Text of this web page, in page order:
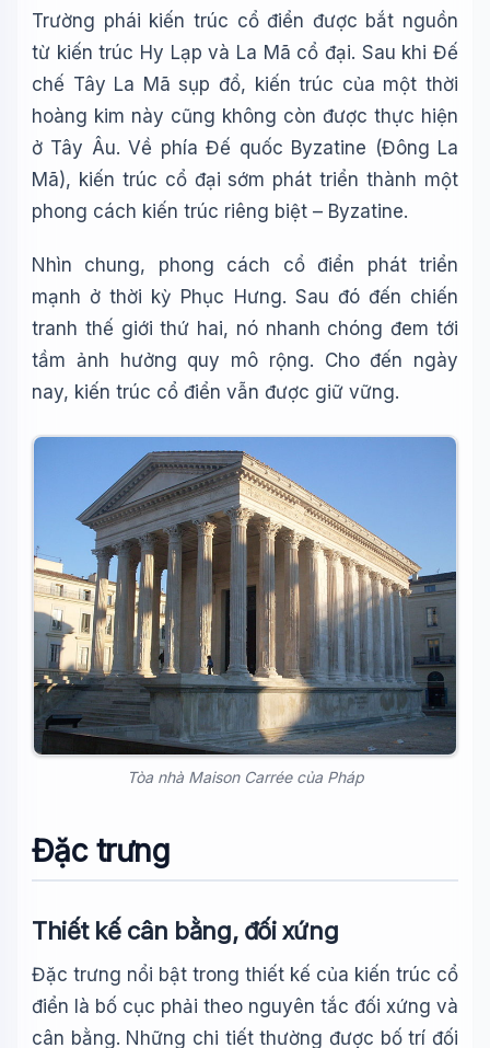
Trường phái kiến trúc cổ điển được bắt nguồn
từ kiến trúc Hy Lạp và La Mã cổ đại. Sau khi Đế
chế Tây La Mã sụp đổ, kiến trúc của một thời
hoàng kim này cũng không còn được thực hiện
ở Tây Âu. Về phía Đế quốc Byzatine (Đông La
Mã), kiến trúc cổ đại sớm phát triển thành một
phong cách kiến trúc riêng biệt – Byzatine.
Nhìn chung, phong cách cổ điển phát triển
mạnh ở thời kỳ Phục Hưng. Sau đó đến chiến
tranh thế giới thứ hai, nó nhanh chóng đem tới
tầm ảnh hưởng quy mô rộng. Cho đến ngày
nay, kiến trúc cổ điển vẫn được giữ vững.
Tòa nhà Maison Carrée của Pháp
Đặc trưng
Thiết kế cân bằng, đối xứng
Đặc trưng nổi bật trong thiết kế của kiến trúc cổ
điển là bố cục phải theo nguyên tắc đối xứng và
cân bằng. Những chi tiết thường được bố trí đối
🤖 Wiki Trợ Lý
Sẵn sàng hỗ trợ
🎓
Xin chào!
🪐 Sao Mộc là gì?
📚 Lịch sử Việt Nam
🔬 Albert Einstein